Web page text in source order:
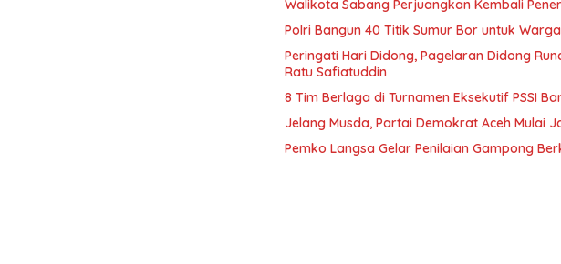
Walikota Sabang Perjuangkan Kembali
Polri Bangun 40 Titik Sumur Bor untuk
Peringati Hari Didong, Pagelaran Didong
Ratu Safiatuddin
8 Tim Berlaga di Turnamen Eksekutif PSSI
Jelang Musda, Partai Demokrat Aceh Mulai
Pemko Langsa Gelar Penilaian Gampong